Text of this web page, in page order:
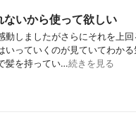
いから使って欲しい
動しましたがさらにそれを上
いっていくのが見ていてわか
髪を持ってい…続きを見る